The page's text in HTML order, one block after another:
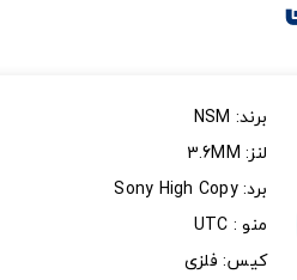
برند: NSM
لنز: 3.6MM
برد: Sony High Copy
منو : UTC
کیس: فلزی